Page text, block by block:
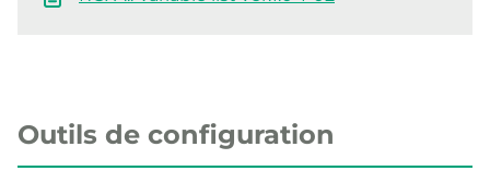
Outils de configuration